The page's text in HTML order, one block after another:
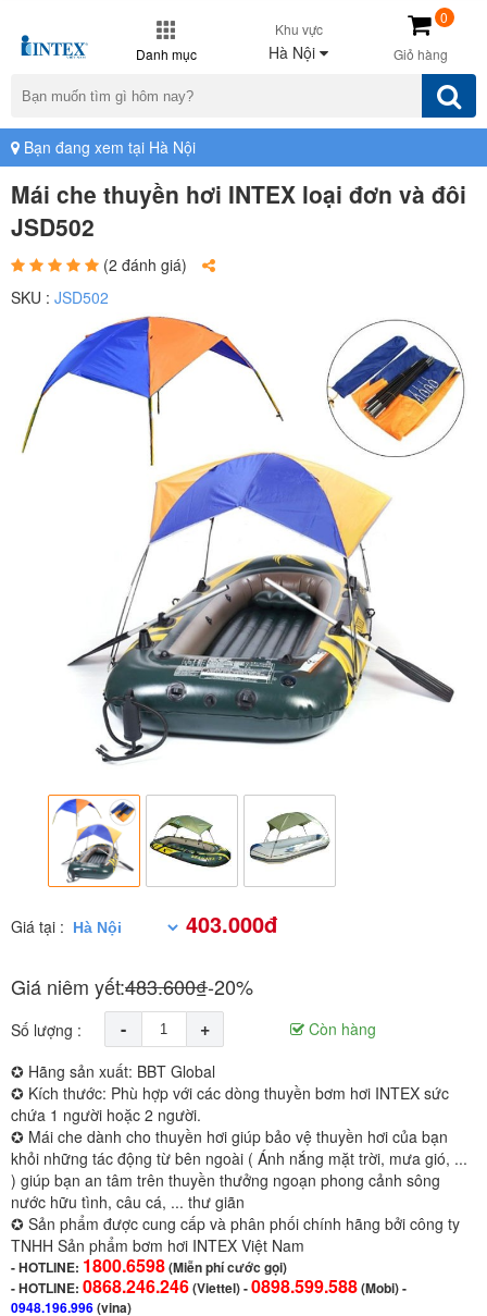
Danh mục
Khu vực
Hà Nội Giỏ hàng
0
Bạn đang xem tại Hà Nội
Mái che thuyền hơi INTEX loại đơn và đôi
JSD502
(2 đánh giá)
SKU : JSD502
Giá tại : 403.000đ
Giá niêm yết:483.600₫-20%
Số lượng : - +
Còn hàng
✪ Hãng sản xuất: BBT Global
✪ Kích thước: Phù hợp với các dòng thuyền bơm hơi INTEX sức
chứa 1 người hoặc 2 người.
✪ Mái che dành cho thuyền hơi giúp bảo vệ thuyền hơi của bạn
khỏi những tác động từ bên ngoài ( Ánh nắng mặt trời, mưa gió, ...
) giúp bạn an tâm trên thuyền thưởng ngoạn phong cảnh sông
nước hữu tình, câu cá, ... thư giãn
✪ Sản phẩm được cung cấp và phân phối chính hãng bởi công ty
TNHH Sản phẩm bơm hơi INTEX Việt Nam
-HOTLINE: 1800.6598(Miễn phí cước gọi)
- HOTLINE: 0868.246.246(Viettel)-0898.599.588(Mobi) -
0948.196.996(vina)